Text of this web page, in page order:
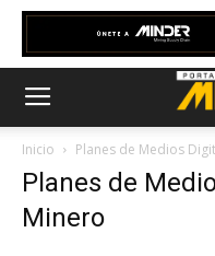
Inicio Planes de Medios
Planes de
Minero